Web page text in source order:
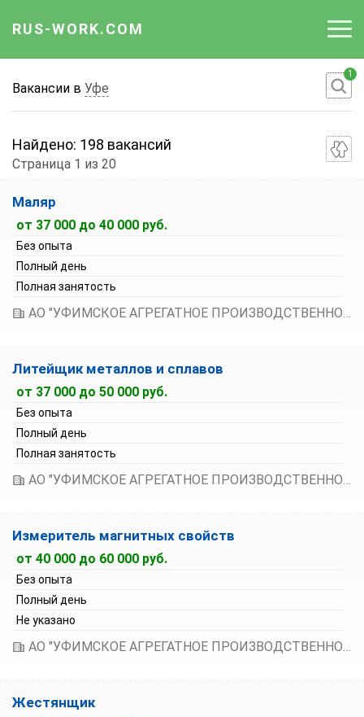
RUS-WORK.COM
Вакансии
Отрасли
Работодателю
Вакансии в Уфе
1
Найдено: 198 вакансий
Страница 1 из 20
По умолчанию
Зарплата по возрастанию
Маляр
от 37 000 до 40 000 руб.
Без опыта
Полный день
Полная занятость
АО "УФИМСКОЕ АГРЕГАТНОЕ ПРОИЗВОДСТВЕННОЕ ОБЪЕДИНЕНИЕ"
Литейщик металлов и сплавов
от 37 000 до 50 000 руб.
Без опыта
Полный день
Полная занятость
АО "УФИМСКОЕ АГРЕГАТНОЕ ПРОИЗВОДСТВЕННОЕ ОБЪЕДИНЕНИЕ"
Измеритель магнитных свойств
от 40 000 до 60 000 руб.
Без опыта
Полный день
Не указано
АО "УФИМСКОЕ АГРЕГАТНОЕ ПРОИЗВОДСТВЕННОЕ ОБЪЕДИНЕНИЕ"
Жестянщик